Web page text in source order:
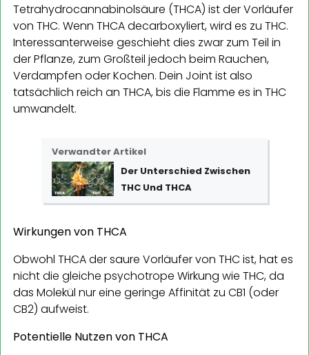
Tetrahydrocannabinolsäure (THCA) ist der Vorläufer
von THC. Wenn THCA decarboxyliert, wird es zu THC.
Interessanterweise geschieht dies zwar zum Teil in
der Pflanze, zum Großteil jedoch beim Rauchen,
Verdampfen oder Kochen. Dein Joint ist also
tatsächlich reich an THCA, bis die Flamme es in THC
umwandelt.
Verwandter Artikel
Der Unterschied Zwischen
THC Und THCA
Wirkungen von THCA
Obwohl THCA der saure Vorläufer von THC ist, hat es
nicht die gleiche psychotrope Wirkung wie THC, da
das Molekül nur eine geringe Affinität zu CB1 (oder
CB2) aufweist.
Potentielle Nutzen von THCA